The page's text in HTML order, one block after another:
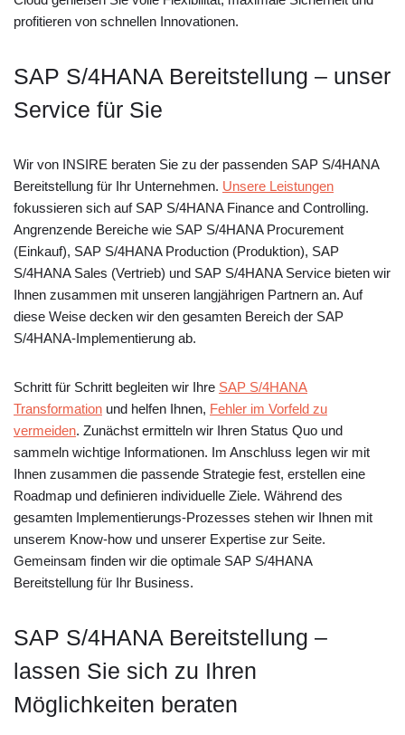
profitieren von schnellen Innovationen.
SAP S/4HANA Bereitstellung – unser
Service für Sie
Wir von INSIRE beraten Sie zu der passenden SAP S/4HANA
Bereitstellung für Ihr Unternehmen. Unsere Leistungen
fokussieren sich auf SAP S/4HANA Finance and Controlling.
Angrenzende Bereiche wie SAP S/4HANA Procurement
(Einkauf), SAP S/4HANA Production (Produktion), SAP
S/4HANA Sales (Vertrieb) und SAP S/4HANA Service bieten wir
Ihnen zusammen mit unseren langjährigen Partnern an. Auf
diese Weise decken wir den gesamten Bereich der SAP
S/4HANA-Implementierung ab.
Schritt für Schritt begleiten wir Ihre SAP S/4HANA
Transformation und helfen Ihnen, Fehler im Vorfeld zu
vermeiden. Zunächst ermitteln wir Ihren Status Quo und
sammeln wichtige Informationen. Im Anschluss legen wir mit
Ihnen zusammen die passende Strategie fest, erstellen eine
Roadmap und definieren individuelle Ziele. Während des
gesamten Implementierungs-Prozesses stehen wir Ihnen mit
unserem Know-how und unserer Expertise zur Seite.
Gemeinsam finden wir die optimale SAP S/4HANA
Bereitstellung für Ihr Business.
SAP S/4HANA Bereitstellung –
lassen Sie sich zu Ihren
Möglichkeiten beraten